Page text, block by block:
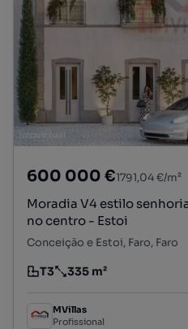
600 000 €1791,04 €/m²
Moradia V4 estilo
no centro - Estoi
Conceição e Estoi, Faro, Faro
Tipologia
T3
Preço por metro quadrado
335 m²
MVillas
Profissional